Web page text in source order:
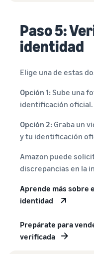
Paso 5:
identidad
Elige una de estas
Opción 1: Sube una
identificación oficial.
Opción 2: Graba un
y tu identificación
Amazon puede
discrepancias en la
Aprende más sobre
identidad
Prepárate para
verificada